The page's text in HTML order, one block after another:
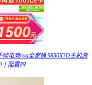
帧电竞rog全家桶 9850X3D主机游
丨配置四